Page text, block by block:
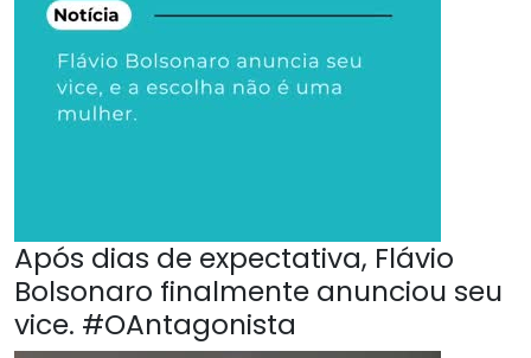
Após dias de expectativa, Flávio
Bolsonaro finalmente anunciou seu
vice. #OAntagonista